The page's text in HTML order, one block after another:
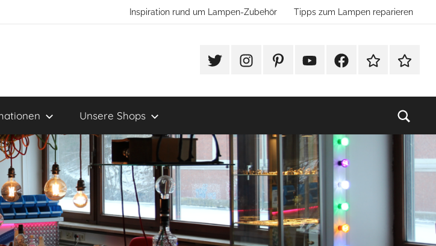
Inspiration rund um Lampen-Zubehör Tipps zum Lampen reparieren
#TwitterInstagramPinterestYouTubeFacebook
TikTok
Unsere Shops